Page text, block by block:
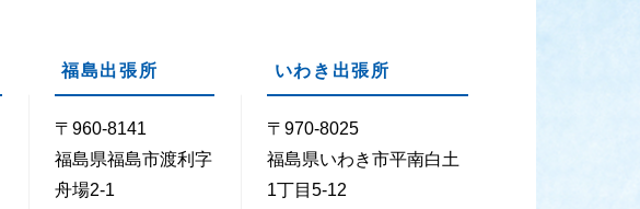
福島出張所
〒960-8141
福島県福島市渡利字
舟場2-1
いわき出張所
〒970-8025
福島県いわき市平南白土
1丁目5-12